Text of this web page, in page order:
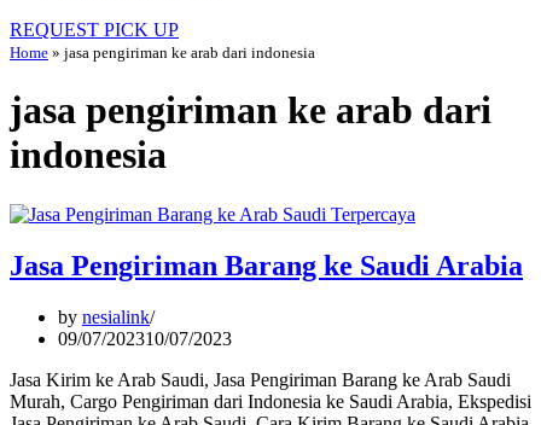
REQUEST PICK UP
Home » jasa pengiriman ke arab dari indonesia
jasa pengiriman ke arab dari
indonesia
Jasa Pengiriman Barang ke Saudi Arabia
by nesialink
09/07/202310/07/2023
Jasa Kirim ke Arab Saudi, Jasa Pengiriman Barang ke Arab Saudi
Murah, Cargo Pengiriman dari Indonesia ke Saudi Arabia, Ekspedisi